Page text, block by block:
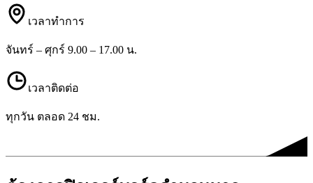
เวลาทำการ
จันทร์ – ศุกร์ 9.00 – 17.00 น.
เวลาติดต่อ
ทุกวัน ตลอด 24 ชม.